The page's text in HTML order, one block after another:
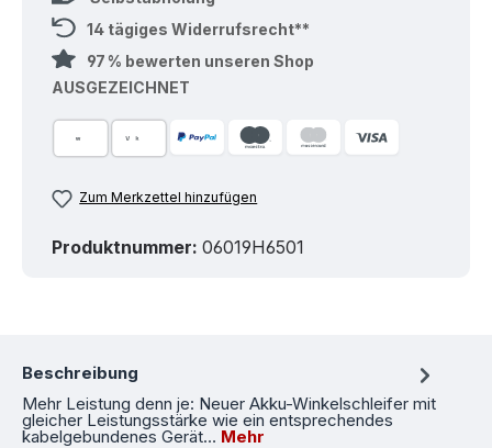
14 tägiges Widerrufsrecht**
97 % bewerten unseren Shop
AUSGEZEICHNET
Zum Merkzettel hinzufügen
Produktnummer: 06019H6501
Beschreibung
Mehr Leistung denn je: Neuer Akku-Winkelschleifer mit
gleicher Leistungsstärke wie ein entsprechendes
kabelgebundenes Gerät… Mehr